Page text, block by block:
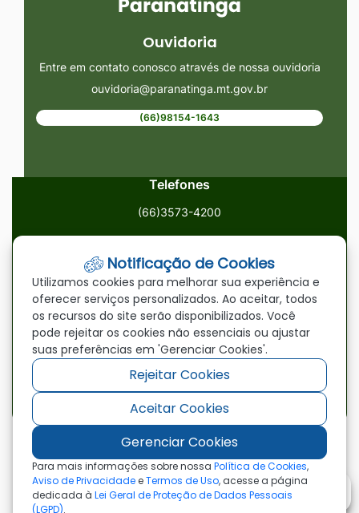
Ouvidoria
Entre em contato conosco através de nossa ouvidoria
ouvidoria@paranatinga.mt.gov.br
(66)98154-1643
Telefones
(66)3573-4200
ouvidoria@paranatinga.mt.gov.br
Localização
Av. Brasil, 1900, Centro, Paranatinga/MT, 78870-000
Redes Sociais
Acessar
a
Rede
Social
Facebook
Acessar
a
Rede
Social
Youtube
Acessar
a
Rede
Social
©2026 - Prefeitura Municipal de Paranatinga - MT
- Todos os direitos reservados
Notificação de Cookies
Utilizamos cookies para melhorar sua experiência e
oferecer serviços personalizados. Ao aceitar, todos
os recursos do site serão disponibilizados. Você
pode rejeitar os cookies não essenciais ou ajustar
suas preferências em 'Gerenciar Cookies'.
Rejeitar Cookies
Aceitar Cookies
Gerenciar Cookies
Para mais informações sobre nossa Política de Cookies,
Aviso de PrivacidadeeTermos de Uso, acesse a página
dedicada à Lei Geral de Proteção de Dados Pessoais
(LGPD).